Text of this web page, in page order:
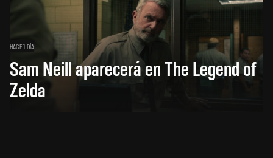
HACE 1 DÍA
Sam Neill aparecerá en The Legend of
Zelda